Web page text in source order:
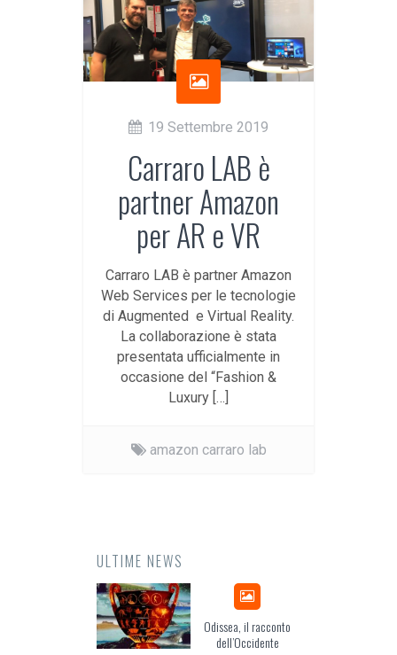
19 Settembre 2019
Carraro LAB è
partner Amazon
per AR e VR
Carraro LAB è partner Amazon
Web Services per le tecnologie
di Augmented e Virtual Reality.
La collaborazione è stata
presentata ufficialmente in
occasione del “Fashion &
Luxury […]
amazon carraro lab
ULTIME NEWS
Odissea, il racconto
dell’Occidente